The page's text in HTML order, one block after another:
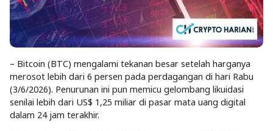
– Bitcoin (BTC) mengalami tekanan besar setelah harganya
merosot lebih dari 6 persen pada perdagangan di hari Rabu
(3/6/2026). Penurunan ini pun memicu gelombang likuidasi
senilai lebih dari US$ 1,25 miliar di pasar mata uang digital
dalam 24 jam terakhir.